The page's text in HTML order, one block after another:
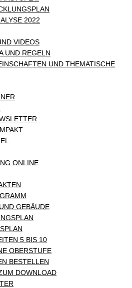
2022
VIDEOS
UND REGELN
UND THEMATISCHE
ONLINE
GEBÄUDE
5 BIS 10
OBERSTUFE
BESTELLEN
DOWNLOAD